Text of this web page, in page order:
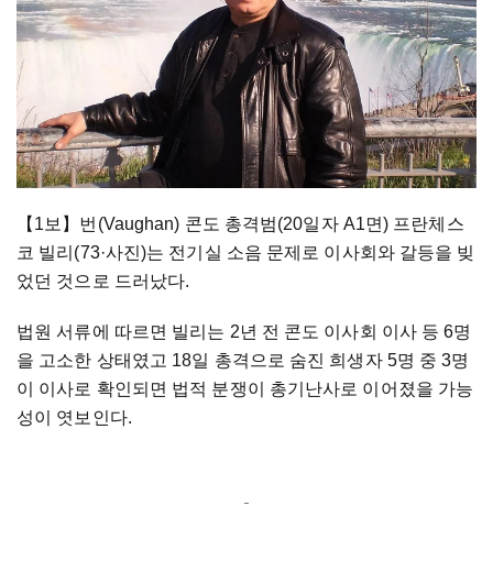
【1보】번(Vaughan) 콘도 총격범(20일자 A1면) 프란체스
코 빌리(73·사진)는 전기실 소음 문제로 이사회와 갈등을 빚
었던 것으로 드러났다.
법원 서류에 따르면 빌리는 2년 전 콘도 이사회 이사 등 6명
을 고소한 상태였고 18일 총격으로 숨진 희생자 5명 중 3명
이 이사로 확인되면 법적 분쟁이 총기난사로 이어졌을 가능
성이 엿보인다.